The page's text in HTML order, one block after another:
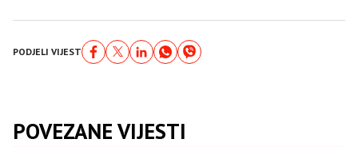
PODJELI VIJEST
POVEZANE VIJESTI